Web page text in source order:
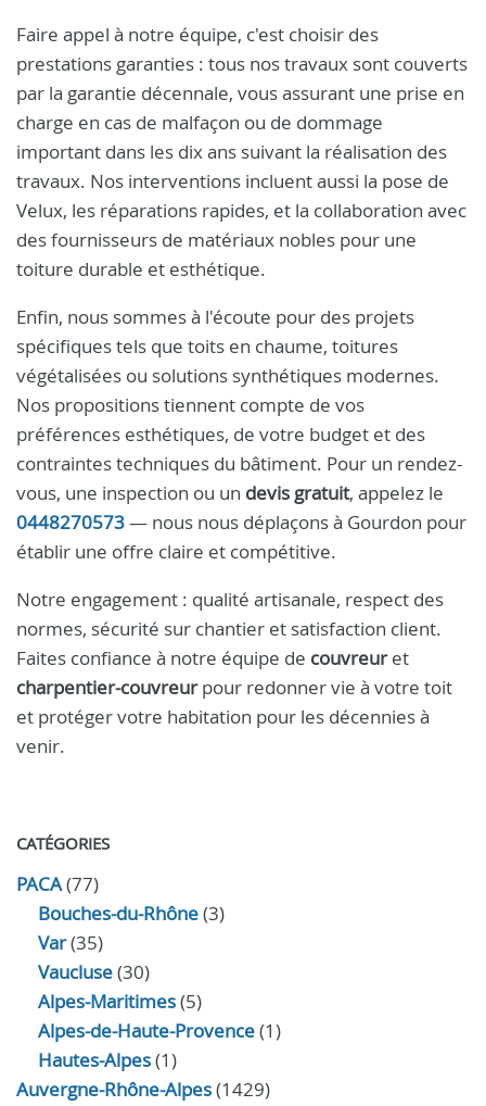
Faire appel à notre équipe, c'est choisir des
prestations garanties : tous nos travaux sont couverts
par la garantie décennale, vous assurant une prise en
charge en cas de malfaçon ou de dommage
important dans les dix ans suivant la réalisation des
travaux. Nos interventions incluent aussi la pose de
Velux, les réparations rapides, et la collaboration avec
des fournisseurs de matériaux nobles pour une
toiture durable et esthétique.
Enfin, nous sommes à l'écoute pour des projets
spécifiques tels que toits en chaume, toitures
végétalisées ou solutions synthétiques modernes.
Nos propositions tiennent compte de vos
préférences esthétiques, de votre budget et des
contraintes techniques du bâtiment. Pour un rendez-
vous, une inspection ou un devis gratuit, appelez le
0448270573— nous nous déplaçons à Gourdon pour
établir une offre claire et compétitive.
Notre engagement : qualité artisanale, respect des
normes, sécurité sur chantier et satisfaction client.
Faites confiance à notre équipe de couvreuret
charpentier-couvreurpour redonner vie à votre toit
et protéger votre habitation pour les décennies à
venir.
CATÉGORIES
PACA(77)
Bouches-du-Rhône(3)
Var(35)
Vaucluse(30)
Alpes-Maritimes(5)
Alpes-de-Haute-Provence(1)
Hautes-Alpes(1)
Auvergne-Rhône-Alpes(1429)